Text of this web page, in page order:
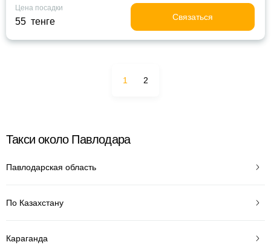
Цена посадки
55 тенге Связаться
1 2
Такси около Павлодара
Павлодарская область
По Казахстану
Караганда